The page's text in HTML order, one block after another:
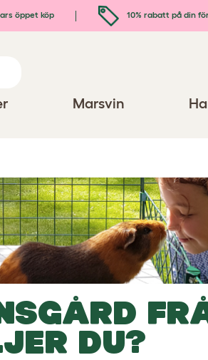
öppet köp 10% rabatt på din
Marsvin
DU?